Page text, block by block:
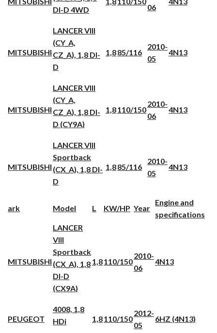
DI-D 4WD
06
MITSUBISHI
LANCER VIII
(CY_A,
CZ_A), 1,8 DI-
D
1,885/116
2010-
05
4N13
MITSUBISHI
LANCER VIII
(CY_A,
CZ_A), 1,8 DI-
D (CY9A)
1,8110/150
2010-
06
4N13
MITSUBISHI
LANCER VIII
Sportback
(CX_A), 1,8 DI-
D
1,885/116
2010-
05
4N13
ark Model L KW/HP Year
Engine and
specifications
MITSUBISHI
LANCER
VIII
Sportback
(CX_A), 1,8
DI-D
(CX9A)
1,8110/150
2010-
06
4N13
PEUGEOT
4008, 1,8
HDi
1,8110/150
2012-
05
6HZ (4N13)